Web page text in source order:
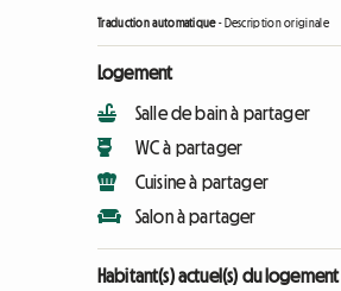
Traduction automatique- Description originale
Logement
Salle de bain à partager
WC à partager
Cuisine à partager
Salon à partager
Habitant(s) actuel(s) du logement